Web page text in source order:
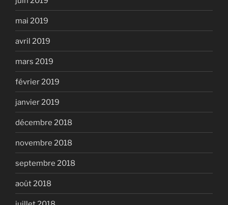
mai 2019
avril 2019
mars 2019
février 2019
janvier 2019
décembre 2018
novembre 2018
septembre 2018
août 2018